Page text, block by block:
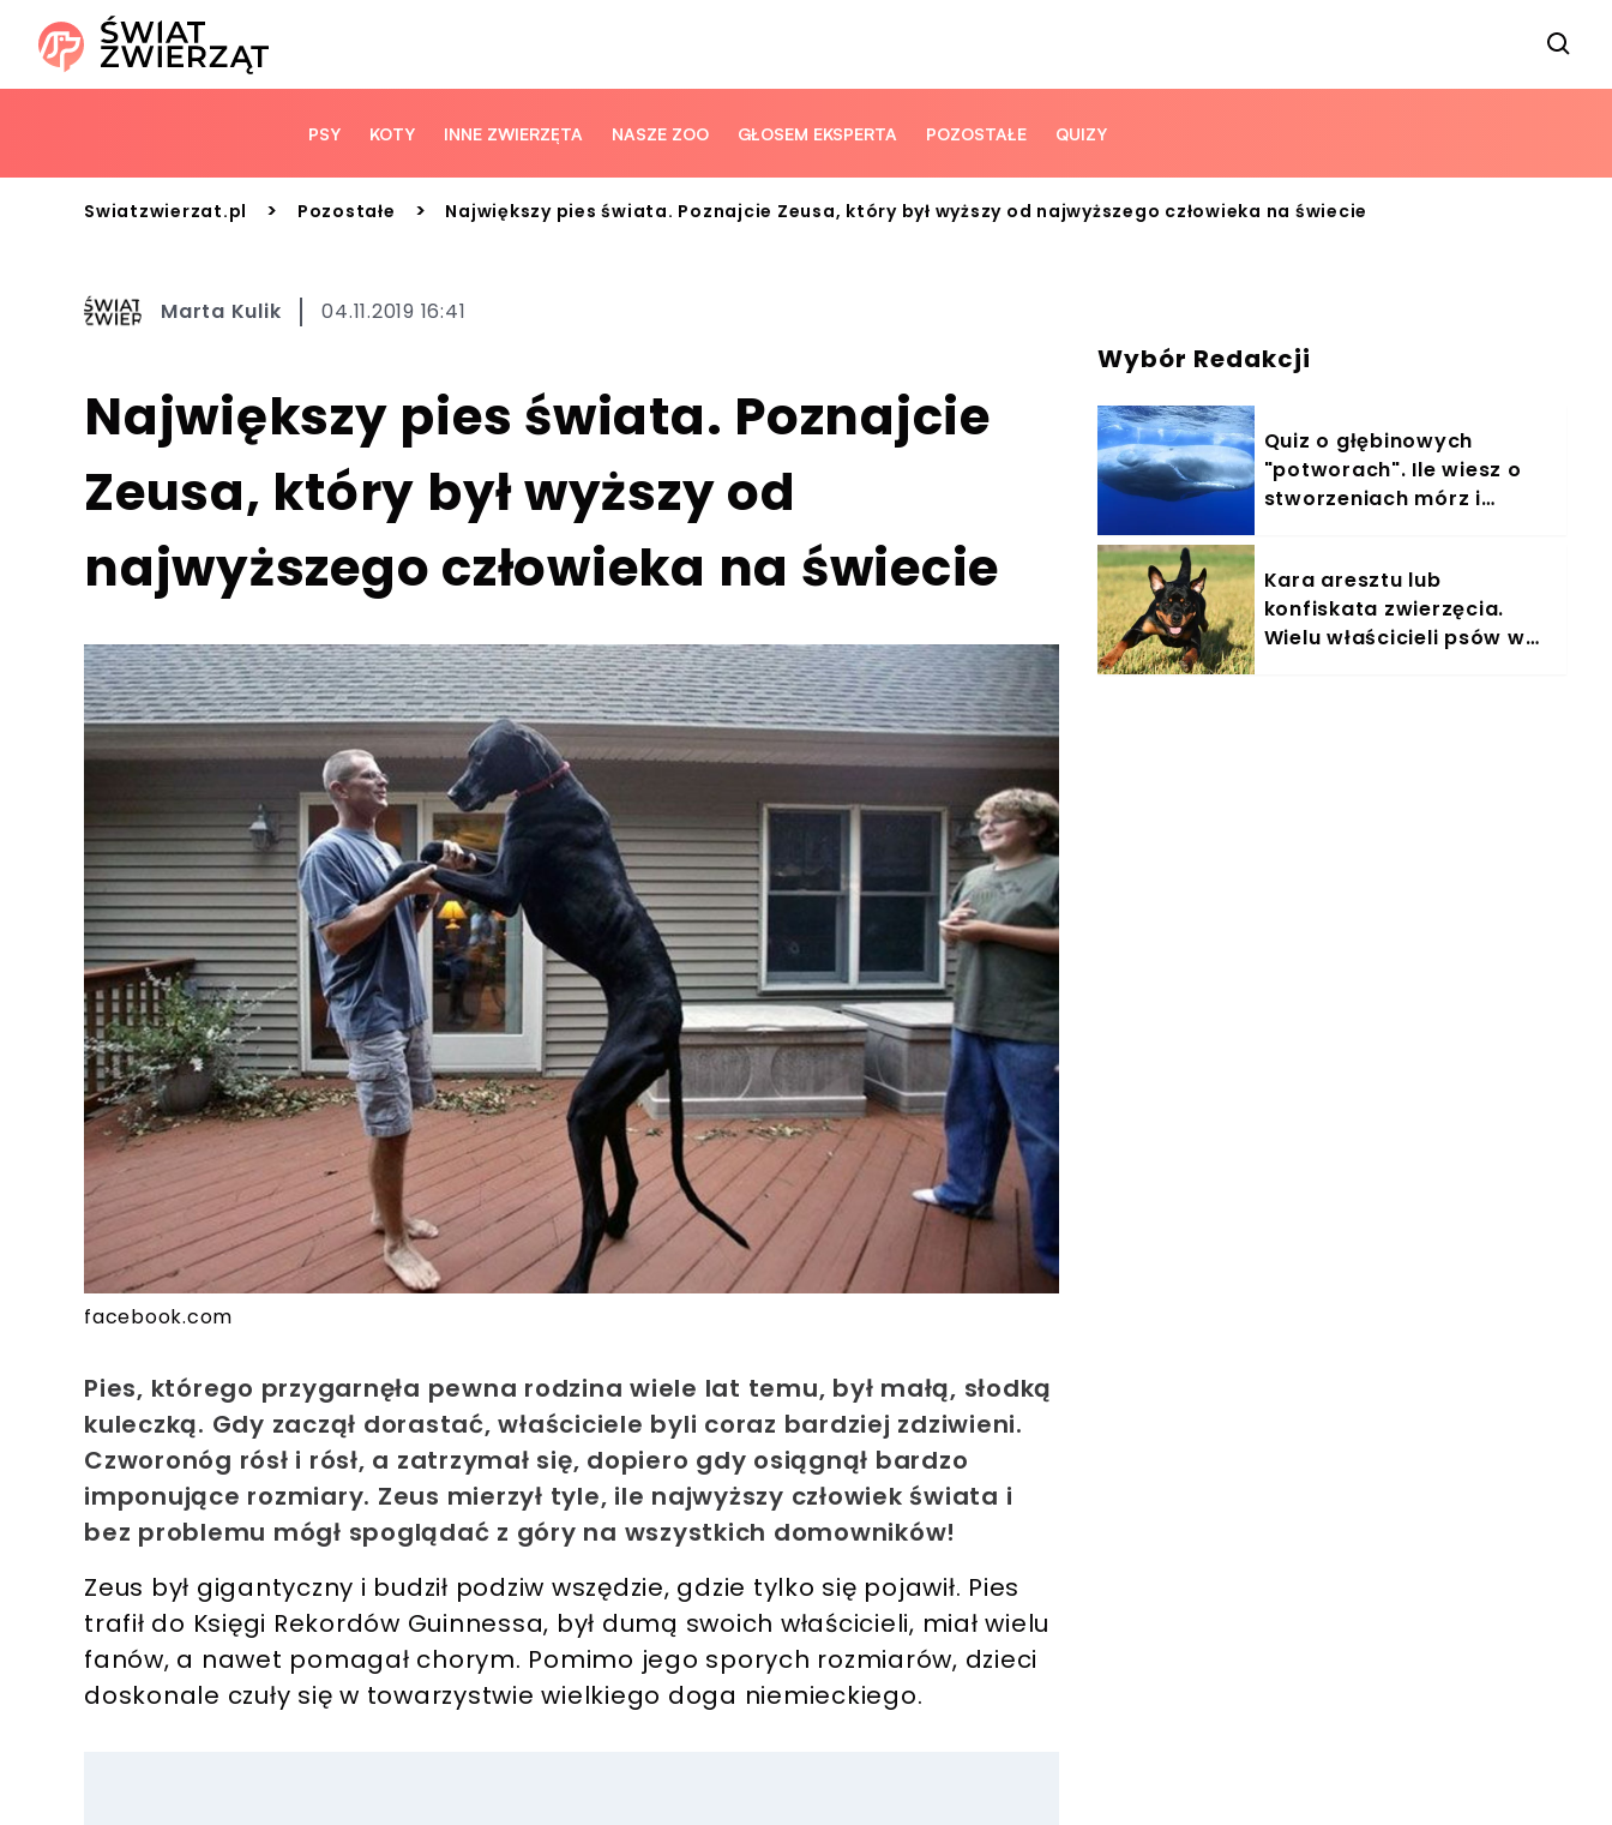
PSY KOTY INNE ZWIERZĘTA NASZE ZOO GŁOSEM EKSPERTA POZOSTAŁE QUIZY
Swiatzwierzat.pl > Pozostałe > Największy pies świata. Poznajcie Zeusa, który był wyższy od najwyższego człowieka na świecie
Marta Kulik 04.11.2019 16:41
Największy pies świata. Poznajcie
Zeusa, który był wyższy od
najwyższego człowieka na świecie
facebook.com
Pies, którego przygarnęła pewna rodzina wiele lat temu, był małą, słodką
kuleczką. Gdy zaczął dorastać, właściciele byli coraz bardziej zdziwieni.
Czworonóg rósł i rósł, a zatrzymał się, dopiero gdy osiągnął bardzo
imponujące rozmiary. Zeus mierzył tyle, ile najwyższy człowiek świata i
bez problemu mógł spoglądać z góry na wszystkich domowników!
Zeus był gigantyczny i budził podziw wszędzie, gdzie tylko się pojawił. Pies
trafił do Księgi Rekordów Guinnessa, był dumą swoich właścicieli, miał wielu
fanów, a nawet pomagał chorym. Pomimo jego sporych rozmiarów, dzieci
doskonale czuły się w towarzystwie wielkiego doga niemieckiego.
Wybór Redakcji
Quiz o głębinowych
"potworach". Ile wiesz o
stworzeniach mórz i
Kara aresztu lub
konfiskata zwierzęcia.
Wielu właścicieli psów w